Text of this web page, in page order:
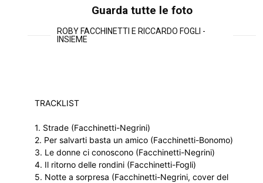
Guarda tutte le foto
ROBY FACCHINETTI E RICCARDO FOGLI -
INSIEME
TRACKLIST
1. Strade (Facchinetti-Negrini)
2. Per salvarti basta un amico (Facchinetti-Bonomo)
3. Le donne ci conoscono (Facchinetti-Negrini)
4. Il ritorno delle rondini (Facchinetti-Fogli)
5. Notte a sorpresa (Facchinetti-Negrini, cover del